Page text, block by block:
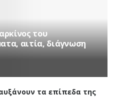
του
αιτία, διάγνωση
τα επίπεδα της